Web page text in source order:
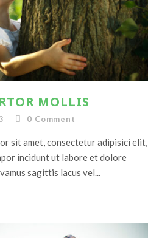
MOLLIS
0 Comment
sit amet, consectetur adipisici elit,
incidunt ut labore et dolore
sagittis lacus vel...